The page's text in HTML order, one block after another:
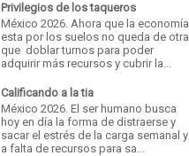
Privilegios de los taqueros
México 2026. Ahora que la economía
esta por los suelos no queda de otra
que doblar turnos para poder
adquirir más recursos y cubrir la...
Calificando a la tia
México 2026. El ser humano busca
hoy en día la forma de distraerse y
sacar el estrés de la carga semanal y
a falta de recursos para sa...